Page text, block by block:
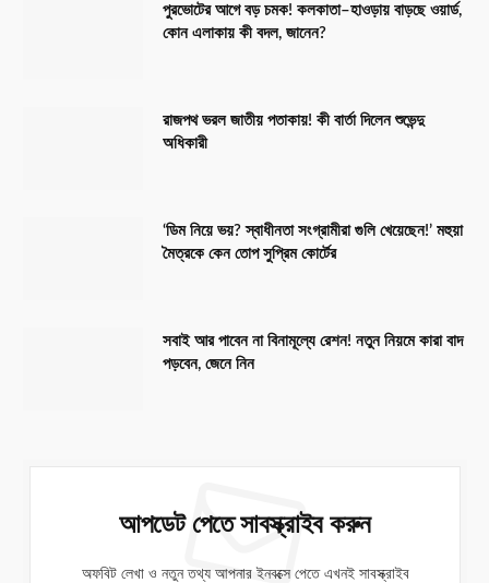
পুরভোটের আগে বড় চমক! কলকাতা–হাওড়ায় বাড়ছে ওয়ার্ড,
কোন এলাকায় কী বদল, জানেন?
রাজপথ ভরল জাতীয় পতাকায়! কী বার্তা দিলেন শুভেন্দু
অধিকারী
‘ডিম নিয়ে ভয়? স্বাধীনতা সংগ্রামীরা গুলি খেয়েছেন!’ মহুয়া
মৈত্রকে কেন তোপ সুপ্রিম কোর্টের
সবাই আর পাবেন না বিনামূল্যে রেশন! নতুন নিয়মে কারা বাদ
পড়বেন, জেনে নিন
আপডেট পেতে সাবস্ক্রাইব করুন
অফবিট লেখা ও নতুন তথ্য আপনার ইনবক্সে পেতে এখনই সাবস্ক্রাইব